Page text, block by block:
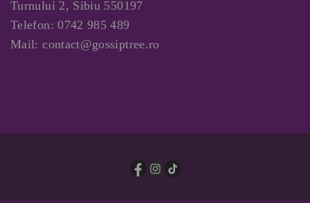
Turnului 2, Sibiu 550197
Telefon:0742 985 489
Mail:contact@gossiptree.ro